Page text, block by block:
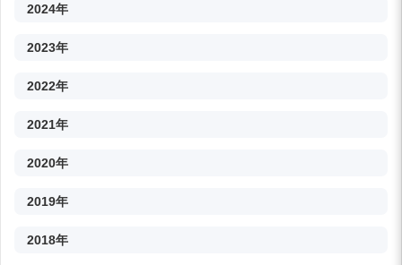
2024年
2023年
2022年
2021年
2020年
2019年
2018年